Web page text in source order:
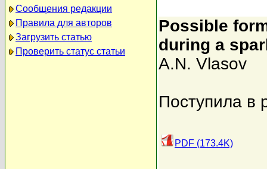
Сообщения редакции
Правила для авторов
Загрузить статью
Проверить статус статьи
Possible
during a
A.N. Vlasov
Поступила в
PDF (173.4K)